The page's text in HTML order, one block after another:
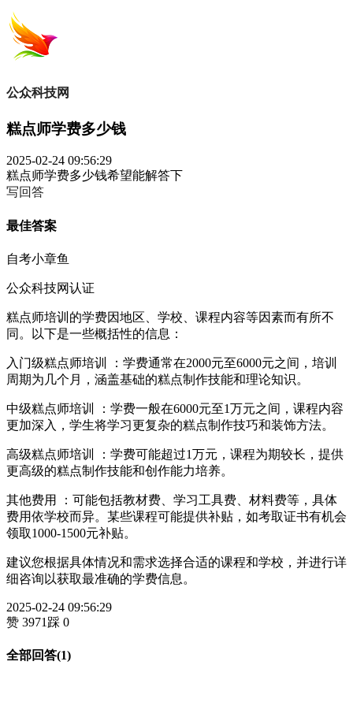
公众科技网
糕点师学费多少钱
2025-02-24 09:56:29
糕点师学费多少钱希望能解答下
写回答
最佳答案
自考小章鱼
公众科技网认证
糕点师培训的学费因地区、学校、课程内容等因素而有所不
同。以下是一些概括性的信息：
入门级糕点师培训 ：学费通常在2000元至6000元之间，培训
周期为几个月，涵盖基础的糕点制作技能和理论知识。
中级糕点师培训 ：学费一般在6000元至1万元之间，课程内容
更加深入，学生将学习更复杂的糕点制作技巧和装饰方法。
高级糕点师培训 ：学费可能超过1万元，课程为期较长，提供
更高级的糕点制作技能和创作能力培养。
其他费用 ：可能包括教材费、学习工具费、材料费等，具体
费用依学校而异。某些课程可能提供补贴，如考取证书有机会
领取1000-1500元补贴。
建议您根据具体情况和需求选择合适的课程和学校，并进行详
细咨询以获取最准确的学费信息。
2025-02-24 09:56:29
赞 3971 踩 0
全部回答(1)